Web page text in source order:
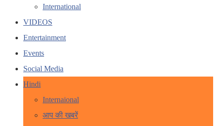
International
VIDEOS
Entertainment
Events
Social Media
Hindi
Internaional
आप की खबरें